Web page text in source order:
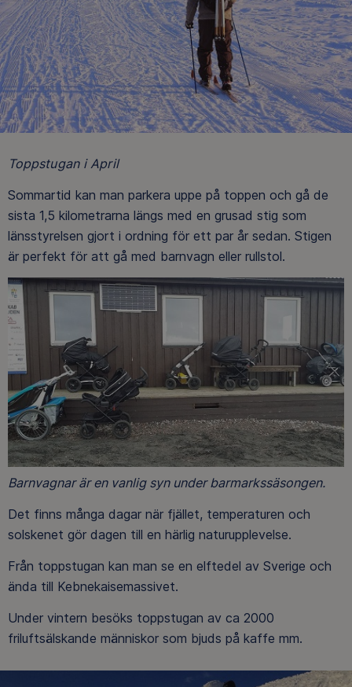
Toppstugan i April
Sommartid kan man parkera uppe på toppen och gå de
sista 1,5 kilometrarna längs med en grusad stig som
länsstyrelsen gjort i ordning för ett par år sedan. Stigen
är perfekt för att gå med barnvagn eller rullstol.
Barnvagnar är en vanlig syn under barmarkssäsongen.
Det finns många dagar när fjället, temperaturen och
solskenet gör dagen till en härlig naturupplevelse.
Från toppstugan kan man se en elftedel av Sverige och
ända till Kebnekaisemassivet.
Under vintern besöks toppstugan av ca 2000
friluftsälskande människor som bjuds på kaffe mm.